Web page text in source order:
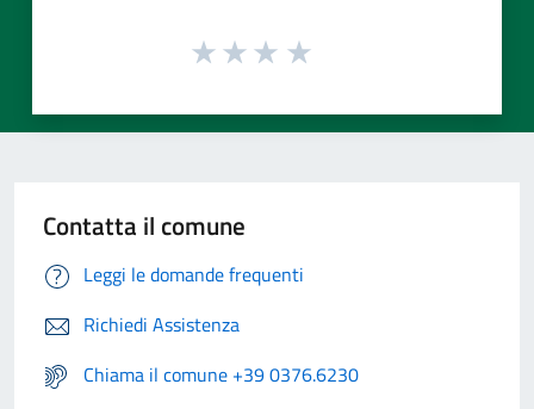
Contatta il comune
Leggi le domande frequenti
Richiedi Assistenza
Chiama il comune +39 0376.6230